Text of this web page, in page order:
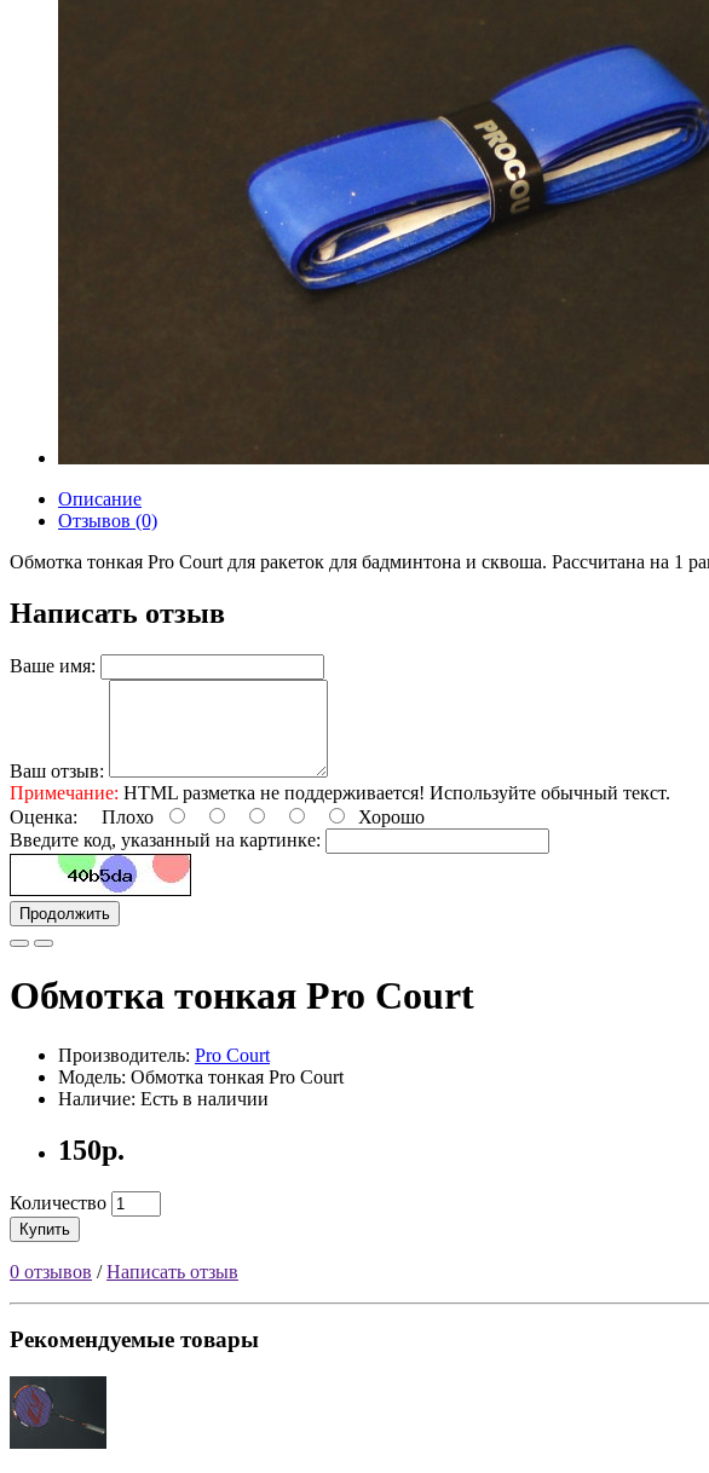
Описание
Отзывов (0)
Обмотка тонкая Pro Court для ракеток для бадминтона и сквоша. Рассчитана на 1
Написать отзыв
Ваше имя:
Ваш отзыв:
Примечание: HTML разметка не поддерживается! Используйте обычный текст.
Оценка: Плохо
Хорошо
Введите код, указанный на картинке:
Продолжить
Обмотка тонкая Pro Court
Производитель: Pro Court
Модель: Обмотка тонкая Pro Court
Наличие: Есть в наличии
150р.
Количество
Купить
0 отзывов /Написать отзыв
Рекомендуемые товары